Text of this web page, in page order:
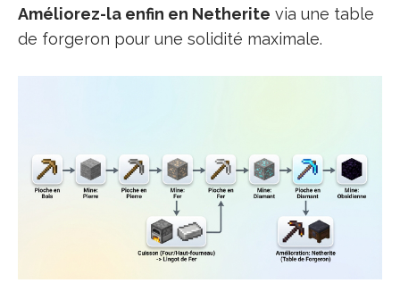
Améliorez-la enfin en Netherite via une table
de forgeron pour une solidité maximale.